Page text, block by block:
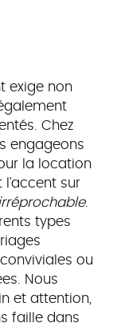
exige non
Chez
engageons
la location
l'accent sur
.
types
ou
Nous
et attention,
faille dans